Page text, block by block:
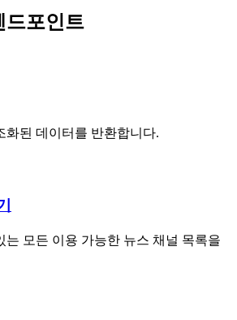
드포인트
화된 데이터를 반환합니다.
는 모든 이용 가능한 뉴스 채널 목록을